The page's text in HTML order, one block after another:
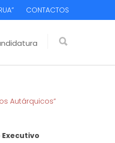
CONTACTOS
Autárquicos”